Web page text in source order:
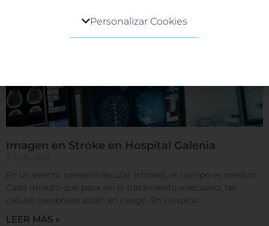
Imagen en Stroke en Hospital Galenia
En un evento cerebrovascular (stroke), el tiempo es cerebro.
Cada minuto que pasa sin el tratamiento adecuado, las
células cerebrales están en riesgo. En Hospital
LEER MÁS »
Cuando visita cualquier sitio web, el mismo podría
preferencias o su dispositivo, y se usa
principalmente para que el sitio funcione según lo
esperado. Por lo general, la información no lo
identifica directamente, pero puede proporcionarle
una experiencia web más personalizada. Ya que
respetamos su derecho a la privacidad, usted puede
clic en los encabezados de cada categoría para saber
más y cambiar nuestras configuraciones
predeterminadas. Sin embargo, el bloqueo de
algunos tipos de cookies puede afectar su
Personalizar Cookies